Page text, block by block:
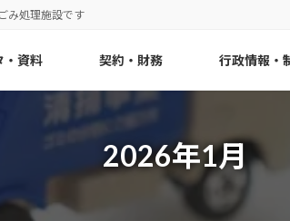
み処理施設です
・資料 契約・財務 行政情報・
2026年1月